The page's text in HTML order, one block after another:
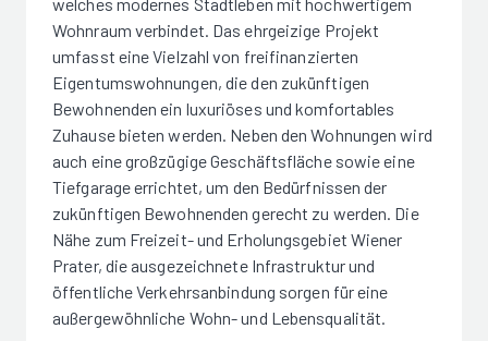
Wohnraum verbindet. Das ehrgeizige Projekt
umfasst eine Vielzahl von freifinanzierten
Eigentumswohnungen, die den zukünftigen
Bewohnenden ein luxuriöses und komfortables
Zuhause bieten werden. Neben den Wohnungen wird
auch eine großzügige Geschäftsfläche sowie eine
Tiefgarage errichtet, um den Bedürfnissen der
zukünftigen Bewohnenden gerecht zu werden. Die
Nähe zum Freizeit- und Erholungsgebiet Wiener
Prater, die ausgezeichnete Infrastruktur und
öffentliche Verkehrsanbindung sorgen für eine
außergewöhnliche Wohn- und Lebensqualität.